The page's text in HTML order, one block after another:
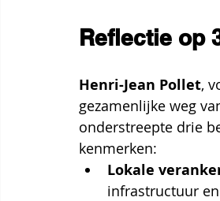
Reflectie op
Henri-Jean Pollet,
gezamenlijke weg
onderstreepte drie
kenmerken:
Lokale
infrastructuur